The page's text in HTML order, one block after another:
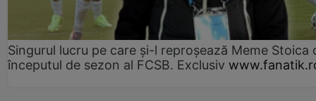
Singurul lucru pe care și-l reproșează Meme Stoica
începutul de sezon al FCSB. Exclusiv